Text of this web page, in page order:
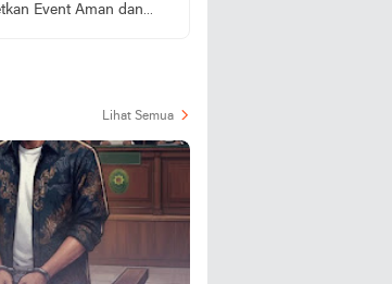
Event Aman dan
Lihat Semua